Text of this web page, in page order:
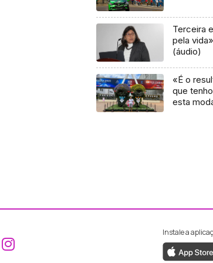
Terceira
pela
(áudio)
«É o
que
esta
Aceder ao Facebook da RTP
Aceder ao Instagram da RTP
Instale a